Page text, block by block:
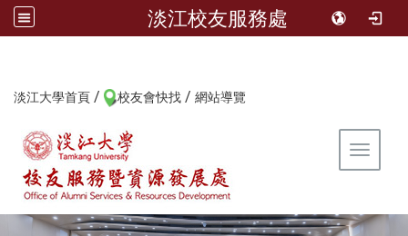
淡江校友服務處
淡江大學首頁 / 校友會快找 / 網站導覽
Toggle